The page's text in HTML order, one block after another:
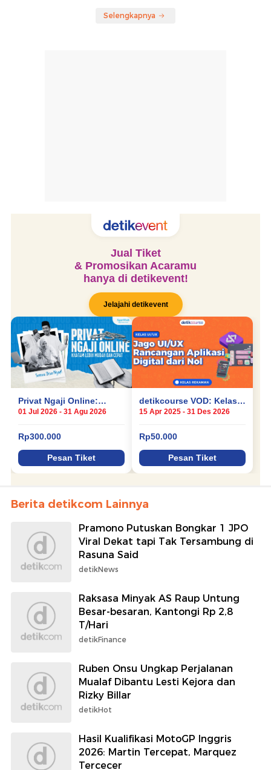
Selengkapnya
Berita detikcom Lainnya
Pramono Putuskan Bongkar 1 JPO
Viral Dekat tapi Tak Tersambung di
Rasuna Said
detikNews
Raksasa Minyak AS Raup Untung
Besar-besaran, Kantongi Rp 2,8
T/Hari
detikFinance
Ruben Onsu Ungkap Perjalanan
Mualaf Dibantu Lesti Kejora dan
Rizky Billar
detikHot
Hasil Kualifikasi MotoGP Inggris
2026: Martin Tercepat, Marquez
Tercecer